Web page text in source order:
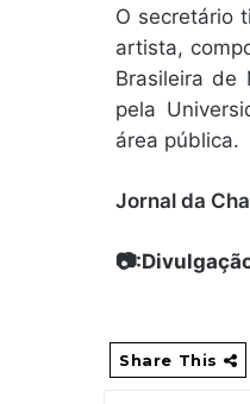
O secretário
artista,
Brasileira de
pela
área pública.
Jornal da
Share This